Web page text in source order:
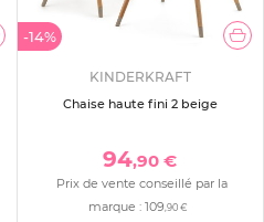
-14%
KINDERKRAFT
Chaise haute fini 2 beige
94,90 €
Prix de vente conseillé par la
marque : 109,90 €